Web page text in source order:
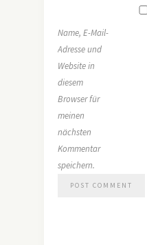
Name, E-Mail-
Adresse und
Website in
diesem
Browser für
meinen
nächsten
Kommentar
speichern.